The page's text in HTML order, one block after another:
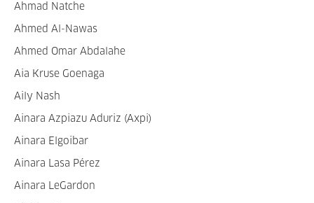
Ahmad Natche
Ahmed Al-Nawas
Ahmed Omar Abdalahe
Aia Kruse Goenaga
Aily Nash
Ainara Azpiazu Aduriz (Axpi)
Ainara Elgoibar
Ainara Lasa Pérez
Ainara LeGardon